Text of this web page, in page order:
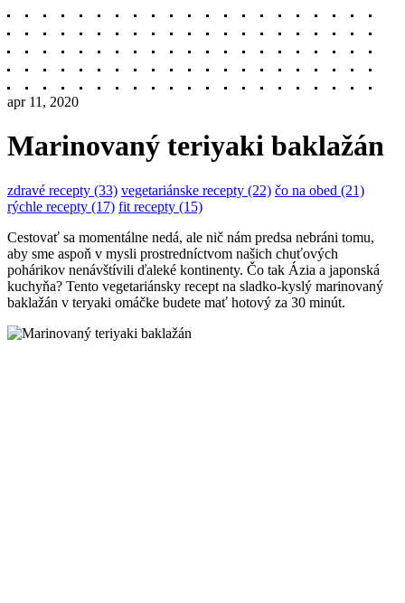
apr 11, 2020
Marinovaný teriyaki baklažán
zdravé recepty (33) vegetariánske recepty (22) čo na obed (21)
rýchle recepty (17) fit recepty (15)
Cestovať sa momentálne nedá, ale nič nám predsa nebráni tomu,
aby sme aspoň v mysli prostredníctvom našich chuťových
pohárikov nenávštívili ďaleké kontinenty. Čo tak Ázia a japonská
kuchyňa? Tento vegetariánsky recept na sladko-kyslý marinovaný
baklažán v teryaki omáčke budete mať hotový za 30 minút.